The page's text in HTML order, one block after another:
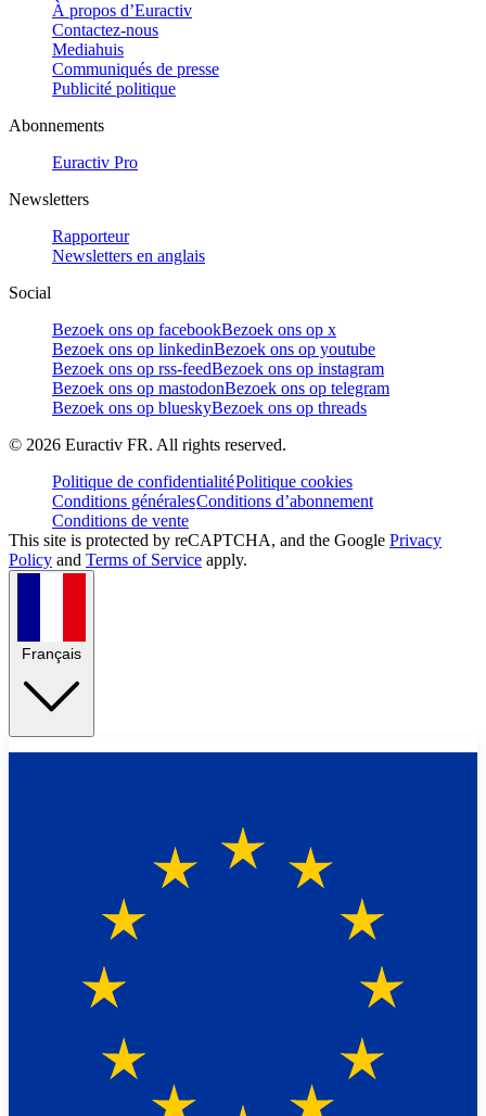
À propos d’Euractiv
Contactez-nous
Mediahuis
Communiqués de presse
Publicité politique
Abonnements
Euractiv Pro
Newsletters
Rapporteur
Newsletters en anglais
Social
Bezoek ons op facebookBezoek ons op x
Bezoek ons op linkedinBezoek ons op youtube
Bezoek ons op rss-feedBezoek ons op instagram
Bezoek ons op mastodonBezoek ons op telegram
Bezoek ons op blueskyBezoek ons op threads
© 2026 Euractiv FR. All rights reserved.
Politique de confidentialitéPolitique cookies
Conditions généralesConditions d’abonnement
Conditions de vente
This site is protected by reCAPTCHA, and the Google Privacy
Policy and Terms of Service apply.
Français